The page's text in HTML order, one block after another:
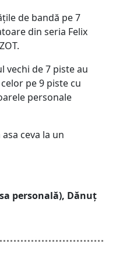
de bandă pe 7
din seria Felix
vechi de 7 piste au
pe 9 piste cu
personale
ceva la un
personală), Dănuț